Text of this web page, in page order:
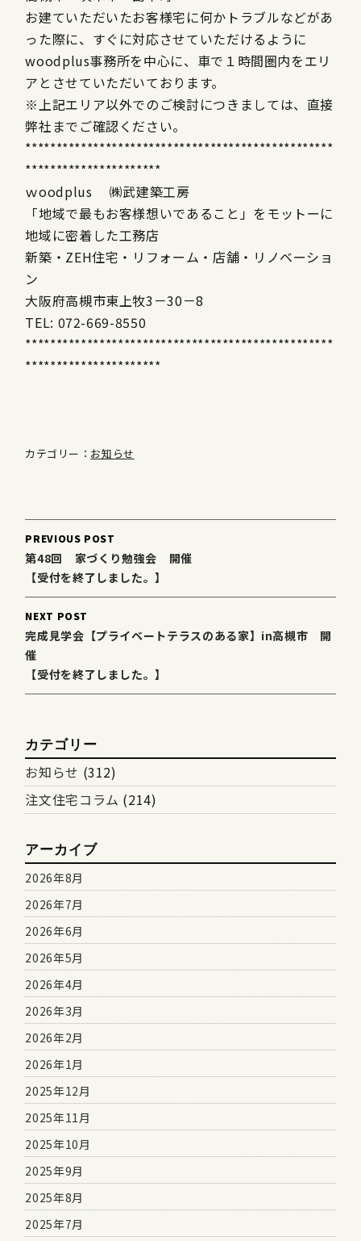
お建ていただいたお客様宅に何かトラブルなどがあ
った際に、すぐに対応させていただけるように
woodplus事務所を中心に、車で１時間圏内をエリ
アとさせていただいております。
※上記エリア以外でのご検討につきましては、直接
弊社までご確認ください。
**************************************************
**********************
ｗoodplus ㈱武建築工房
「地域で最もお客様想いであること」をモットーに
地域に密着した工務店
新築・ZEH住宅・リフォーム・店舗・リノベーショ
ン
大阪府高槻市東上牧3－30－8
TEL: 072-669-8550
**************************************************
**********************
カテゴリー： お知らせ
Post
navigation
PREVIOUS POST
第48回 家づくり勉強会 開催
【受付を終了しました。】
NEXT POST
完成見学会【プライベートテラスのある家】in高槻市 開
催
【受付を終了しました。】
カテゴリー
お知らせ (312)
注文住宅コラム (214)
アーカイブ
2026年8月
2026年7月
2026年6月
2026年5月
2026年4月
2026年3月
2026年2月
2026年1月
2025年12月
2025年11月
2025年10月
2025年9月
2025年8月
2025年7月